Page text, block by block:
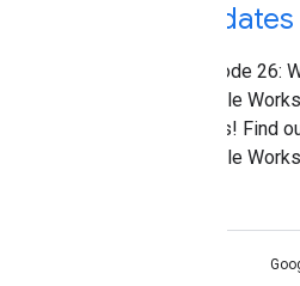
Updates
Episode 26:
Google
News! Find
Google
Get